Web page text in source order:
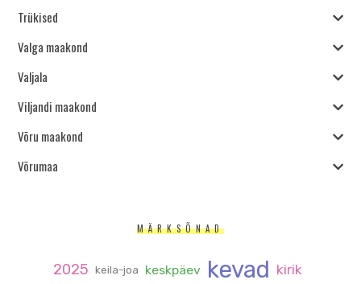
Trükised
Valga maakond
Valjala
Viljandi maakond
Võru maakond
Võrumaa
MÄRKSÕNAD
2025 keila-joa keskpäev kevad kirik